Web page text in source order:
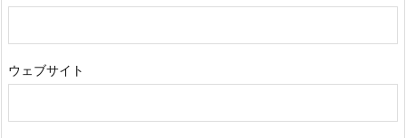
ウェブサイト